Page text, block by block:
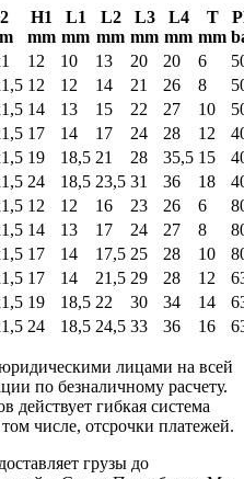
H1
mm
L1
mm
L2
mm
L3
mm
L4
mm
T
mm
12 10 13 20 20 6
12 12 14 21 26 8
14 13 15 22 27 10
17 14 17 24 28 12
19 18,5 21 28 35,5 15
24 18,5 23,5 31 36 18
12 12 16 23 26 6
14 13 17 24 27 8
17 14 17,5 25 28 10
17 14 21,5 29 28 12
19 18,5 22 30 34 14
24 18,5 24,5 33 36 16
лицами на всей
по безналичному расчету.
действует гибкая система
числе, отсрочки платежей.
грузы до